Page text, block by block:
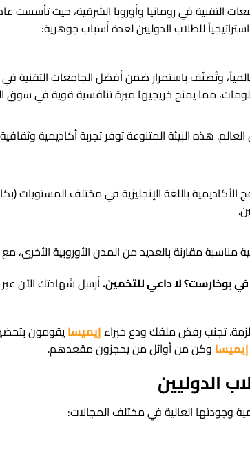
وتُصنّف باستمرار ضمن أفضل الجامعات التقنية في
مما يمنح خريجيها ميزة تنافسية قوية في سوق
هذه البيئة المتنوعة توفر تجربة أكاديمية
باللغة الإنجليزية في مختلف المستويات
مناسبة مقارنة بالعديد من المدن الأوروبية
بوخارست؟ لا داعي للتخمين.أرسل شهادتك الآن
تجنب رفض ملفك ودع خبراءإيميسايقومون
إيميسا وكن من أوائل من يحجزون مقعدهم.
الدوليين
وجودتها العالية في مختلف المجالات: